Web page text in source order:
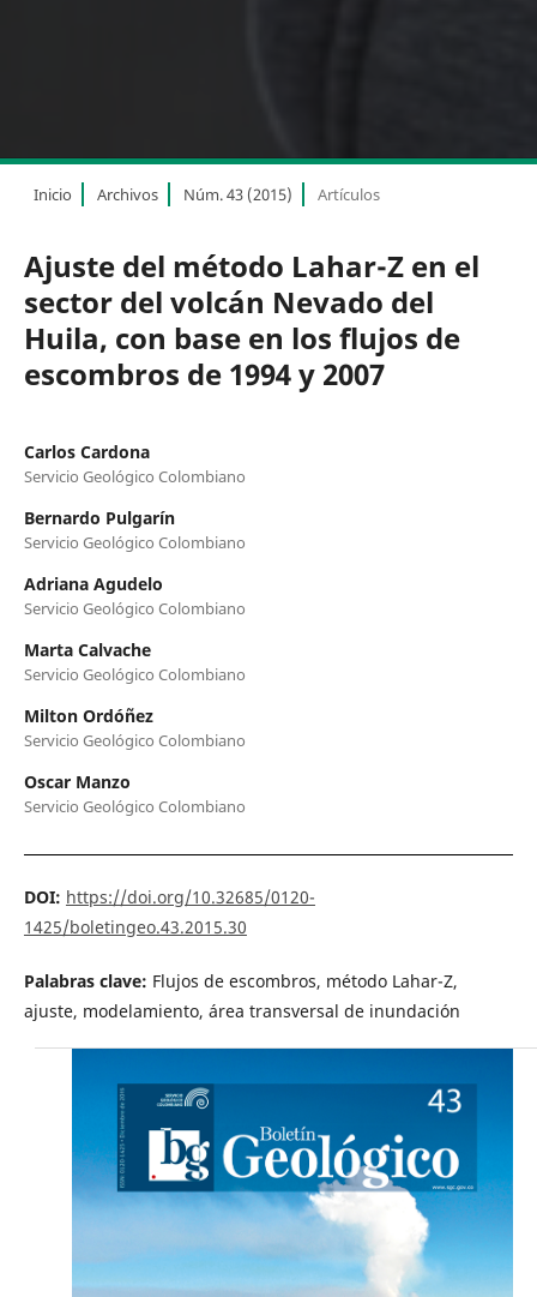
Inicio Archivos Núm. 43 (2015) Artículos
Ajuste del método Lahar-Z en el
sector del volcán Nevado del
Huila, con base en los flujos de
escombros de 1994 y 2007
Carlos Cardona
Servicio Geológico Colombiano
Bernardo Pulgarín
Servicio Geológico Colombiano
Adriana Agudelo
Servicio Geológico Colombiano
Marta Calvache
Servicio Geológico Colombiano
Milton Ordóñez
Servicio Geológico Colombiano
Oscar Manzo
Servicio Geológico Colombiano
DOI: https://doi.org/10.32685/0120-
1425/boletingeo.43.2015.30
Palabras clave: Flujos de escombros, método Lahar-Z,
ajuste, modelamiento, área transversal de inundación